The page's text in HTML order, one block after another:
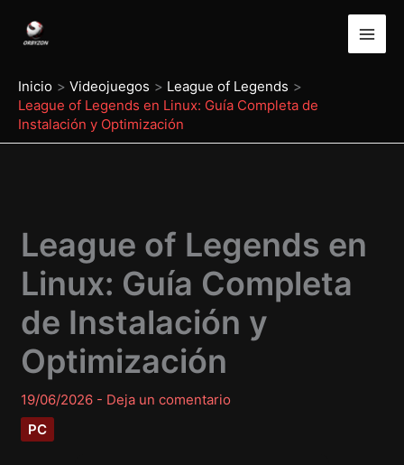
Inicio
Videojuegos
League of Legends
League of Legends en Linux: Guía Completa de
Instalación y Optimización
League of Legends en
Linux: Guía Completa
de Instalación y
Optimización
19/06/2026 - Deja un comentario
PC